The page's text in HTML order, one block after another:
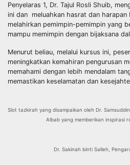
Penyelaras 1, Dr. Tajul Rosli Shuib,
ini dan meluahkan hasrat dan
melahirkan pemimpin-pemimpin yang
mampu memimpin dengan bijaksana
Menurut beliau, melalui kursus ini,
meningkatkan kemahiran pengurusan
memahami dengan lebih mendalam
memastikan keselamatan dan
Slot tazkirah yang disampaikan oleh Dr.
Albab yang memberikan inspirasi
Dr. Sakinah binti Salleh,